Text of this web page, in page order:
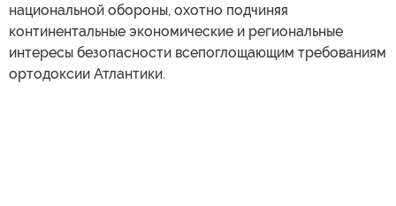
национальной обороны, охотно подчиняя
континентальные экономические и региональные
интересы безопасности всепоглощающим требованиям
ортодоксии Атлантики.